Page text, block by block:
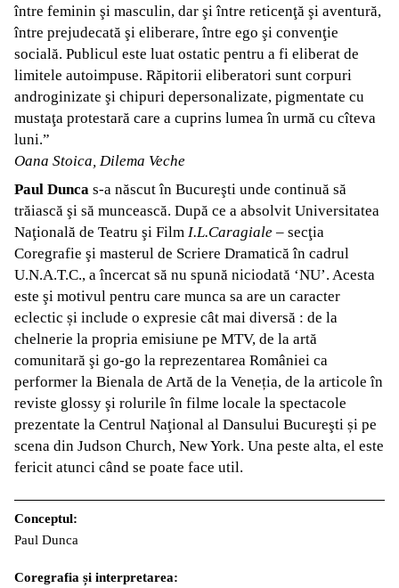
între feminin şi masculin, dar şi între reticenţă şi aventură,
între prejudecată şi eliberare, între ego şi convenţie
socială. Publicul este luat ostatic pentru a fi eliberat de
limitele autoimpuse. Răpitorii eliberatori sunt corpuri
androginizate şi chipuri depersonalizate, pigmentate cu
mustaţa protestară care a cuprins lumea în urmă cu cîteva
luni.”
Oana Stoica, Dilema Veche
Paul Dunca s-a născut în Bucureşti unde continuă să
trăiască şi să muncească. După ce a absolvit Universitatea
Naţională de Teatru şi Film I.L.Caragiale – secţia
Coregrafie şi masterul de Scriere Dramatică în cadrul
U.N.A.T.C., a încercat să nu spună niciodată ‘NU’. Acesta
este şi motivul pentru care munca sa are un caracter
eclectic și include o expresie cât mai diversă : de la
chelnerie la propria emisiune pe MTV, de la artă
comunitară şi go-go la reprezentarea României ca
performer la Bienala de Artă de la Veneția, de la articole în
reviste glossy şi rolurile în filme locale la spectacole
prezentate la Centrul Naţional al Dansului Bucureşti și pe
scena din Judson Church, New York. Una peste alta, el este
fericit atunci când se poate face util.
Conceptul:
Paul Dunca
Coregrafia și interpretarea: